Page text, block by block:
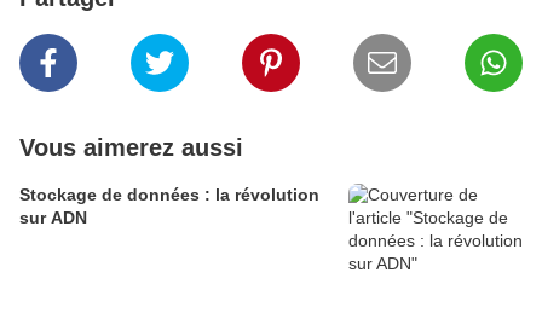
Vous aimerez aussi
Stockage de données : la révolution
sur ADN